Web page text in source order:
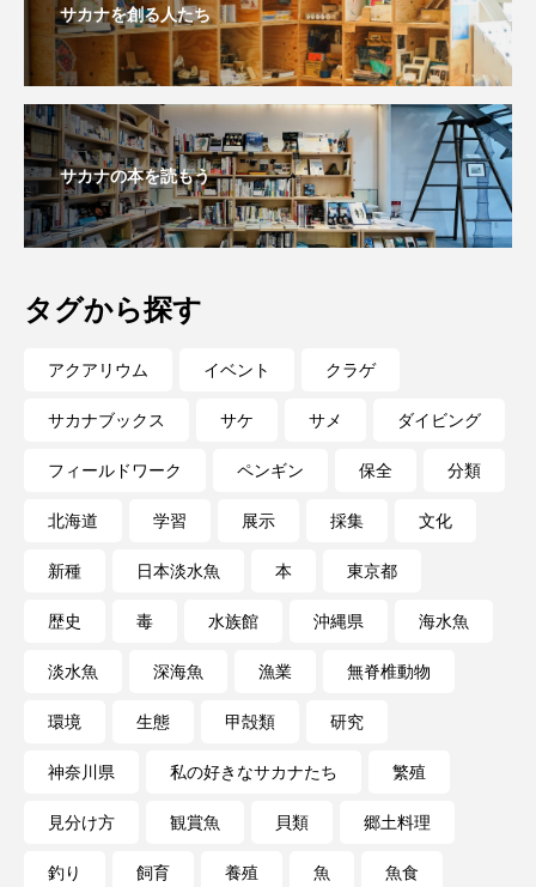
北極 医療 南極大陸 同定
名古屋港水族館 哺乳類 商品
四万十川 四万十川学遊館あきついお 四国
四国水族館 図鑑 固有亜種 固有種
在来生物 地域名 城崎マリンワールド
夏 外来生物
大分県 天然記念物 奈良県
宍道湖自然館ゴビウス 宮古島 寄生
寄生虫 対馬 寿司 小樽
幼魚水族館 広島もとまち水族館
微生物 採集 撮影
文学 料理 新海生物 新潟市
サカナを創る人たち
サカナの本を読もう
タグから探す
アクアリウム イベント クラゲ
サカナブックス サケ サメ ダイビング
フィールドワーク ペンギン 保全 分類
北海道 学習 展示 採集 文化
新種 日本淡水魚 本 東京都
歴史 毒 水族館 沖縄県 海水魚
淡水魚 深海魚 漁業 無脊椎動物
環境 生態 甲殻類 研究
神奈川県 私の好きなサカナたち 繁殖
見分け方 観賞魚 貝類 郷土料理
釣り 飼育 養殖 魚 魚食